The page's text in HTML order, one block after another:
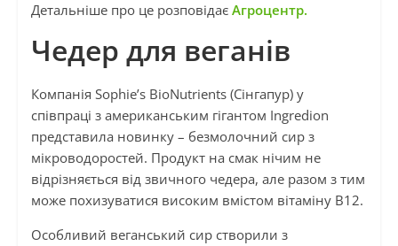
Детальніше про це розповідає Агроцентр.
Чедер для веганів
Компанія Sophie’s BioNutrients (Сінгапур) у
співпраці з американським гігантом Ingredion
представила новинку – безмолочний сир з
мікроводоростей. Продукт на смак нічим не
відрізняється від звичного чедера, але разом з тим
може похизуватися високим вмістом вітаміну В12.
Особливий веганський сир створили з